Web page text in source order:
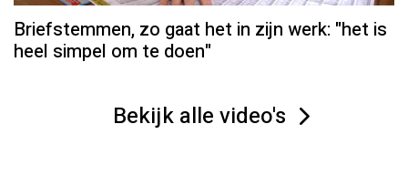
Briefstemmen, zo gaat het in zijn werk: "het is
heel simpel om te doen"
Bekijk alle video's